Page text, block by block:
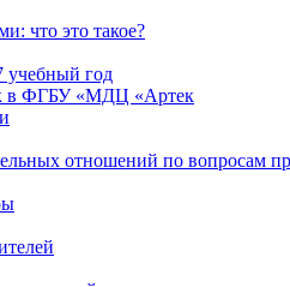
что это такое?
учебный год
в ФГБУ «МДЦ «Артек
отношений по вопросам